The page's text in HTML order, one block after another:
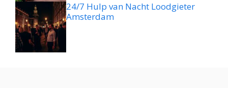
24/7 Hulp van Nacht Loodgieter
Amsterdam